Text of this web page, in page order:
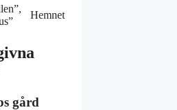
Hemnet
gård